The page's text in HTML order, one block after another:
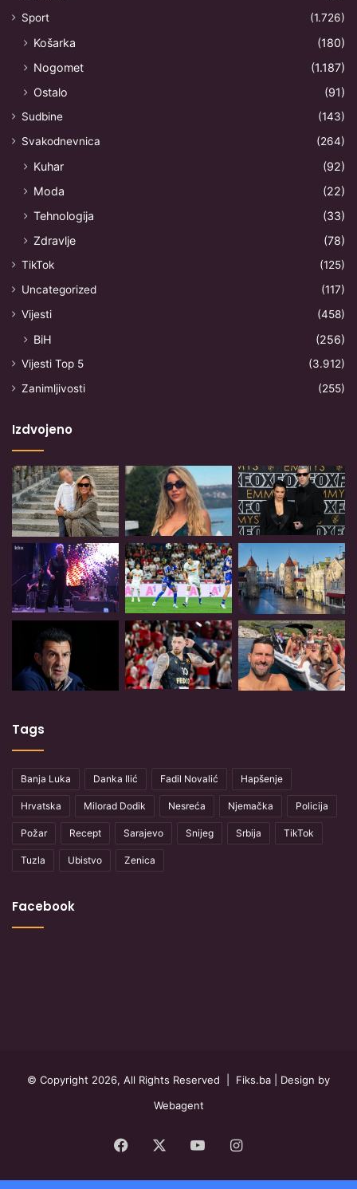
Sport
(1.726)
Košarka
(180)
Nogomet
(1.187)
Ostalo
(91)
Sudbine
(143)
Svakodnevnica
(264)
Kuhar
(92)
Moda
(22)
Tehnologija
(33)
Zdravlje
(78)
TikTok
(125)
Uncategorized
(117)
Vijesti
(458)
BiH (256)
Vijesti Top 5
(3.912)
Zanimljivosti
(255)
Izdvojeno
Tags
Banja Luka Danka Ilić Fadil Novalić Hapšenje
Hrvatska Milorad Dodik Nesreća Njemačka Policija
Požar Recept Sarajevo Snijeg Srbija TikTok
Tuzla Ubistvo Zenica
Facebook
© Copyright 2026, All Rights Reserved | Fiks.ba | Design by
Webagent
Facebook YouTubeInstagram